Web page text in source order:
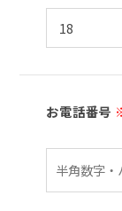
お電話番号